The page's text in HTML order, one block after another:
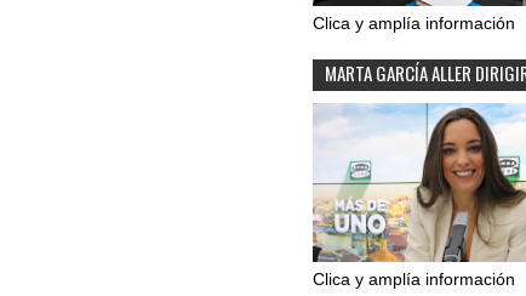
Clica y amplía información
MARTA GARCÍA ALLER
Clica y amplía información